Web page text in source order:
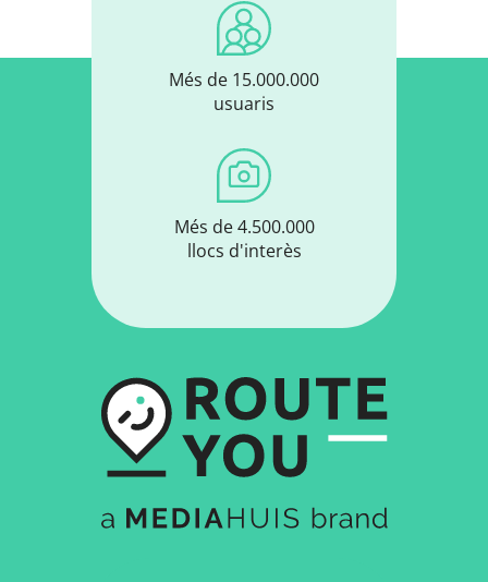
Més de 15.000.000
usuaris
Més de 4.500.000
llocs d'interès